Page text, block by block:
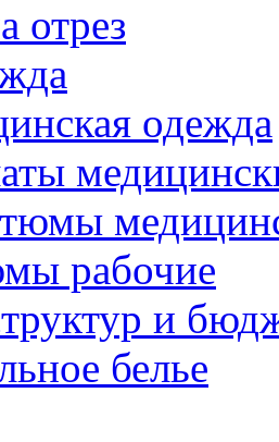
отрез
одежда
рабочие
и
белье